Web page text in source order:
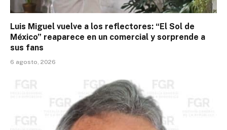
Luis Miguel vuelve a los reflectores: “El Sol de
México” reaparece en un comercial y sorprende a
sus fans
6 agosto, 2026